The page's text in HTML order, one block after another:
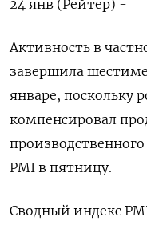
24 янв (Рейтер) -
Активность в
завершила
январе, поскольку
компенсировал
PMI в пятницу.
Сводный индекс